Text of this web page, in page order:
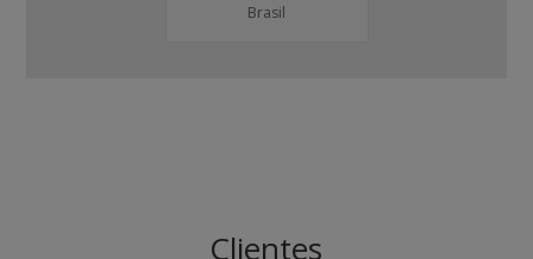
Brasil
Clientes